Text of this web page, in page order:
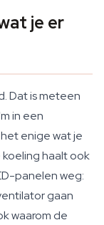
je er
Dat is meteen
in een
enige wat je
haalt ook
panelen weg:
gaan
waarom de